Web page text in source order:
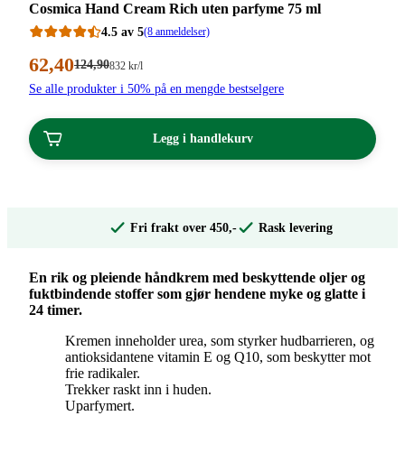
Cosmica Hand Cream Rich uten parfyme 75 ml
4.5 av 5(8 anmeldelser)
Nåværende
pris:
kroner.
62,40Førpris:
kroner.
124,90Stykkpris:
kroner.
832 kr/l
Se alle produkter i 50% på en mengde bestselgere
Legg i handlekurv
Fri frakt over 450,- Rask levering
En rik og pleiende håndkrem med beskyttende oljer og
fuktbindende stoffer som gjør hendene myke og glatte i
24 timer.
Kremen inneholder urea, som styrker hudbarrieren, og
antioksidantene vitamin E og Q10, som beskytter mot
frie radikaler.
Trekker raskt inn i huden.
Uparfymert.